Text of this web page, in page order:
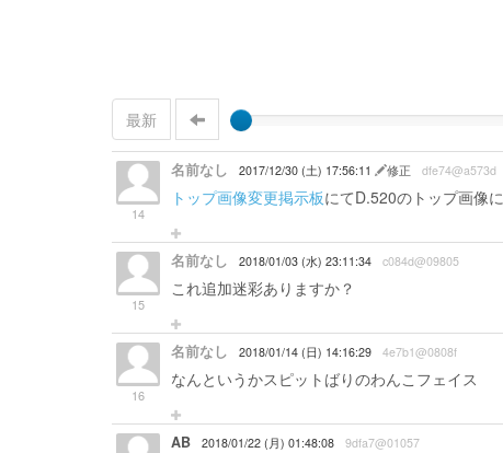
最新
14
名前なし 2017/12/30 (土) 17:56:11 修正 dfe74@a573d
トップ画像変更掲示板にてD.520のトップ画像
15
名前なし 2018/01/03 (水) 23:11:34 c084d@09805
これ追加迷彩ありますか？
16
名前なし 2018/01/14 (日) 14:16:29 4e7b1@0808f
なんというかスピットばりのわんこフェイス
AB 2018/01/22 (月) 01:48:08 9dfa7@01057